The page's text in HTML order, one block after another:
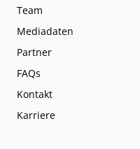
Team
Mediadaten
Partner
FAQs
Kontakt
Karriere